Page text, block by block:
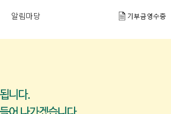
알림마당